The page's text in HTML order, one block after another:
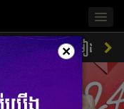
ចម្រៀង
×